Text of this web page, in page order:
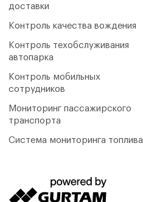
доставки
Контроль качества вождения
Контроль техобслуживания
автопарка
Контроль мобильных
сотрудников
Мониторинг пассажирского
транспорта
Система мониторинга топлива